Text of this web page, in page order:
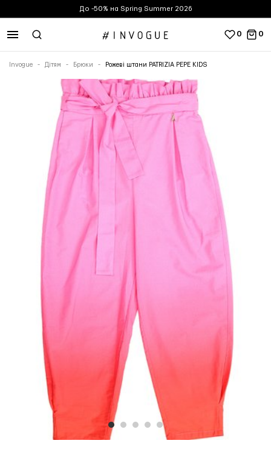
До -50% на Spring Summer 2026
0 0
Invogue Дітям Брюки Рожеві штани PATRIZIA PEPE KIDS
1